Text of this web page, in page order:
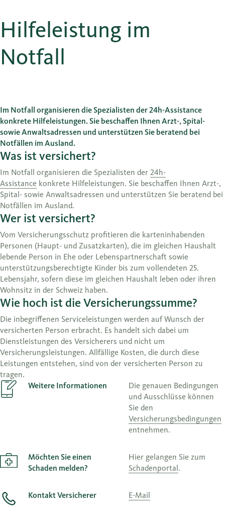
Hilfeleistung im
Notfall
Im Notfall organisieren die Spezialisten der 24h-Assistance
konkrete Hilfeleistungen. Sie beschaffen Ihnen Arzt-, Spital-
sowie Anwaltsadressen und unterstützen Sie beratend bei
Notfällen im Ausland.
Was ist versichert?
Im Notfall organisieren die Spezialisten der 24h-
Assistance konkrete Hilfeleistungen. Sie beschaffen Ihnen Arzt-,
Spital- sowie Anwaltsadressen und unterstützen Sie beratend bei
Notfällen im Ausland.
Wer ist versichert?
Vom Versicherungsschutz profitieren die karteninhabenden
Personen (Haupt- und Zusatzkarten), die im gleichen Haushalt
lebende Person in Ehe oder Lebenspartnerschaft sowie
unterstützungsberechtigte Kinder bis zum vollendeten 25.
Lebensjahr, sofern diese im gleichen Haushalt leben oder ihren
Wohnsitz in der Schweiz haben.
Wie hoch ist die Versicherungssumme?
Die inbegriffenen Serviceleistungen werden auf Wunsch der
versicherten Person erbracht. Es handelt sich dabei um
Dienstleistungen des Versicherers und nicht um
Versicherungsleistungen. Allfällige Kosten, die durch diese
Leistungen entstehen, sind von der versicherten Person zu
tragen.
Weitere Informationen
Die genauen Bedingungen
und Ausschlüsse können
Sie den
Versicherungsbedingungen
entnehmen.
Möchten Sie einen
Schaden melden?
Hier gelangen Sie zum
Schadenportal.
Kontakt Versicherer E-Mail